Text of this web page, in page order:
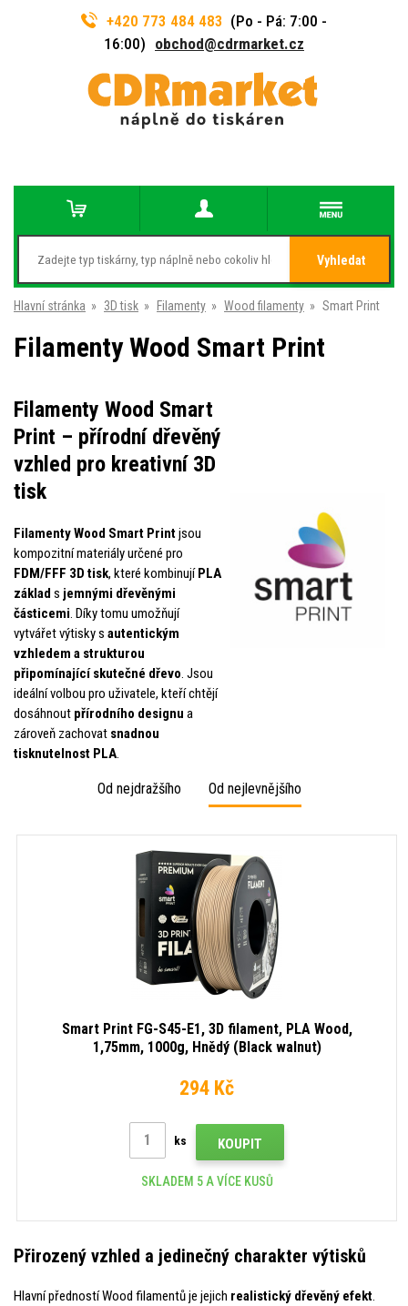
+420 773 484 483 (Po - Pá: 7:00 -
16:00) obchod@cdrmarket.cz
Vyhledat
Hlavní stránka » 3D tisk » Filamenty » Wood filamenty » Smart Print
Filamenty Wood Smart Print
Filamenty Wood Smart
Print – přírodní dřevěný
vzhled pro kreativní 3D
tisk
Filamenty Wood Smart Printjsou
kompozitní materiály určené pro
FDM/FFF 3D tisk, které kombinujíPLA
základ s jemnými dřevěnými
částicemi. Díky tomu umožňují
vytvářet výtisky s autentickým
vzhledem a strukturou
připomínající skutečné dřevo. Jsou
ideální volbou pro uživatele, kteří chtějí
dosáhnout přírodního designu a
zároveň zachovat snadnou
tisknutelnost PLA.
Od nejdražšího Od nejlevnějšího
Smart Print FG-S45-E1, 3D filament, PLA Wood,
1,75mm, 1000g, Hnědý (Black walnut)
294 Kč
ks KOUPIT
SKLADEM 5 A VÍCE KUSŮ
Přirozený vzhled a jedinečný charakter výtisků
Hlavní předností Wood filamentů je jejich realistický dřevěný efekt.